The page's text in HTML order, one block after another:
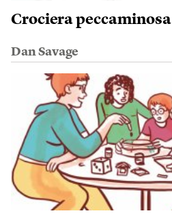
Crociera peccaminosa
Dan Savage